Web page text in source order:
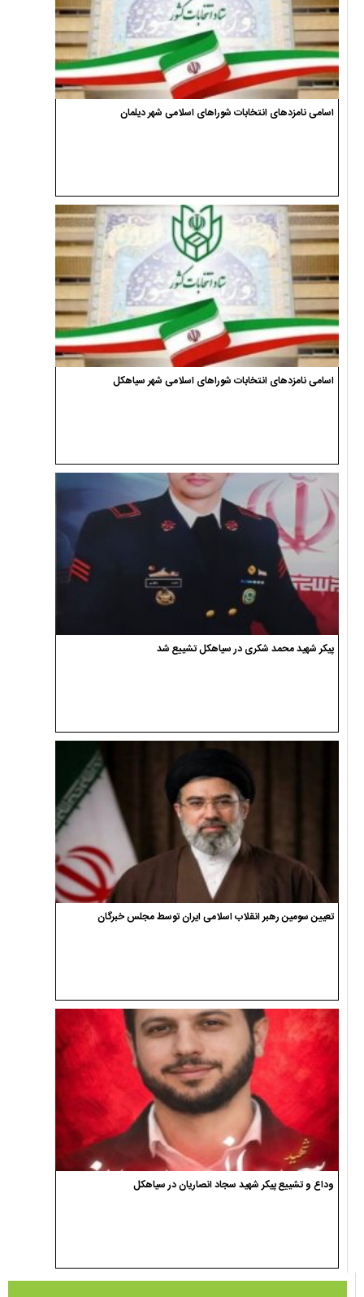
اسامی نامزدهای انتخابات شوراهای اسلامی شهر دیلمان
اسامی نامزدهای انتخابات شوراهای اسلامی شهر سیاهکل
پیکر شهید محمد شکری در سیاهکل تشییع شد
تعیین سومین رهبر انقلاب اسلامی ایران توسط مجلس خبرگان
وداع و تشییع پیکر شهید سجاد انصاریان در سیاهکل